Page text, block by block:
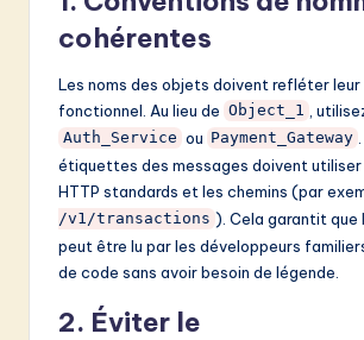
cohérentes
Les noms des objets doivent refléter leur
fonctionnel. Au lieu de Object_1 ,
Auth_Service ou Payment_Gateway
étiquettes des messages doivent utiliser
HTTP standards et les chemins (par
/v1/transactions ). Cela garantit que
peut être lu par les développeurs
de code sans avoir besoin de légende.
2. Éviter le